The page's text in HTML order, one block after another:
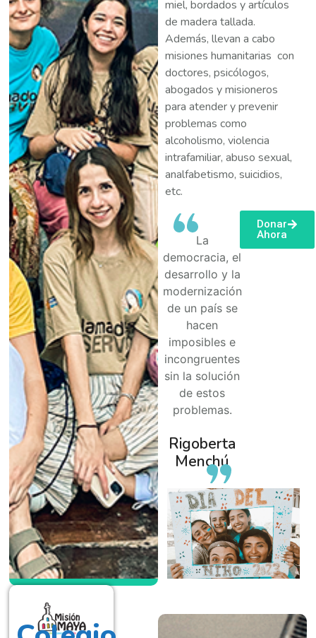
miel, bordados y artículos
de madera tallada.
Además, llevan a cabo
misiones humanitarias con
doctores, psicólogos,
abogados y misioneros
para atender y prevenir
problemas como
alcoholismo, violencia
intrafamiliar, abuso sexual,
analfabetismo, suicidios,
etc.
La
democracia, el
desarrollo y la
modernización
de un país se
hacen
imposibles e
incongruentes
sin la solución
de estos
problemas.
Rigoberta
Menchú
Donar
Ahora